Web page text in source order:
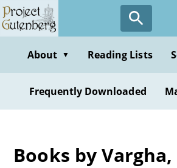
Skip
to
contentAbout ▼ Reading Lists
Frequently Downloaded
Books by Vargha,